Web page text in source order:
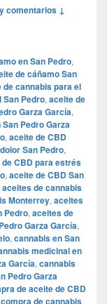
comentarios ↓
en San Pedro,
de cáñamo San
de cannabis para el
Pedro, aceite de
Garza García,
Pedro Garza
, aceite de CBD
San Pedro,
CBD para estrés
, aceite de CBD San
aceites de cannabis
Monterrey, aceites
Pedro, aceites de
Garza García,
, cannabis en San
medicinal en
García, cannabis
Pedro Garza
de aceite de CBD
compra de cannabis